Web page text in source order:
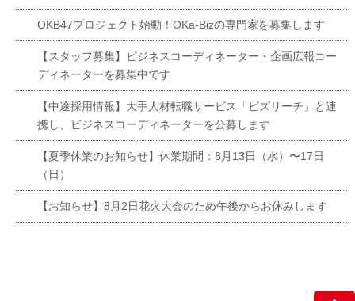
OKB47プロジェクト始動！OKa-Bizの専門家を募集します
【スタッフ募集】ビジネスコーディネーター・企画広報コー
ディネーターを募集中です
【中途採用情報】大手人材転職サービス「ビズリーチ」と連
携し、ビジネスコーディネーターを公募します
【夏季休業のお知らせ】休業期間：8月13日（水）〜17日
（日）
【お知らせ】8月2日花火大会のため午後からお休みします